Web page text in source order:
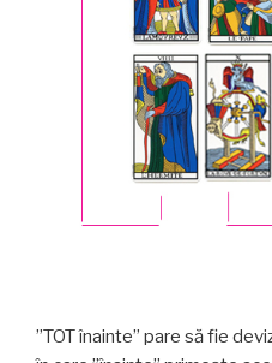
”TOT înainte” pare să fie